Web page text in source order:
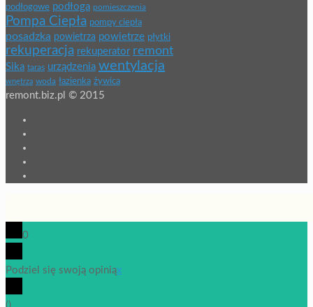
podłogowe podłoga pomieszczenia
Pompa Ciepła pompy ciepła
posadzka powietrza powietrze płytki
rekuperacja rekuperator remont
Sika taras urządzenia wentylacja
wnętrza woda łazienka żywica
remont.biz.pl © 2015
0
Podziel się swoją opiniąx